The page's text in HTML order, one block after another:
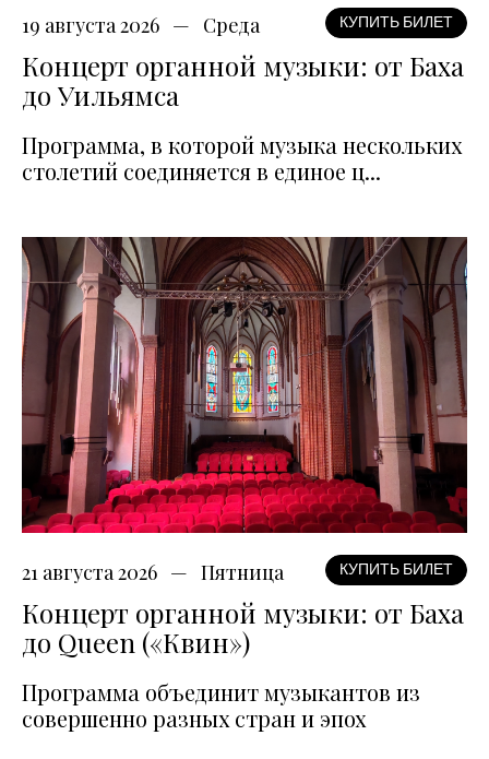
19 августа 2026 Среда КУПИТЬ БИЛЕТ
Концерт органной музыки: от Баха
до Уильямса
Программа, в которой музыка нескольких
столетий соединяется в единое ц...
21 августа 2026 Пятница КУПИТЬ БИЛЕТ
Концерт органной музыки: от Баха
до Queen («Квин»)
Программа объединит музыкантов из
совершенно разных стран и эпох